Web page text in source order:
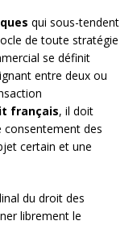
qui sous-tendent
de toute stratégie
se définit
entre deux ou
français, il doit
consentement des
certain et une
du droit des
librement le